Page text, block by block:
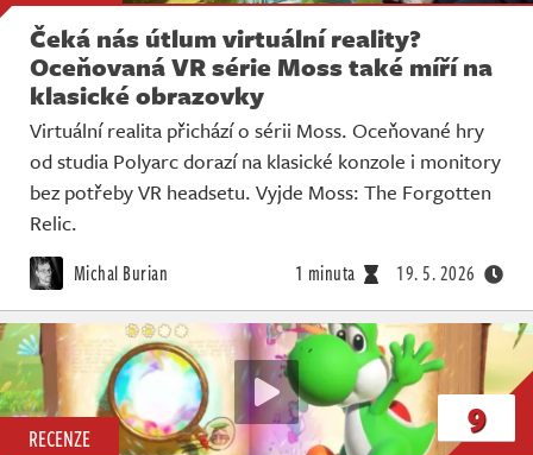
Čeká nás útlum virtuální reality?
Oceňovaná VR série Moss také míří na
klasické obrazovky
Virtuální realita přichází o sérii Moss. Oceňované hry
od studia Polyarc dorazí na klasické konzole i monitory
bez potřeby VR headsetu. Vyjde Moss: The Forgotten
Relic.
Michal Burian 1 minuta 19. 5. 2026
RECENZE 9